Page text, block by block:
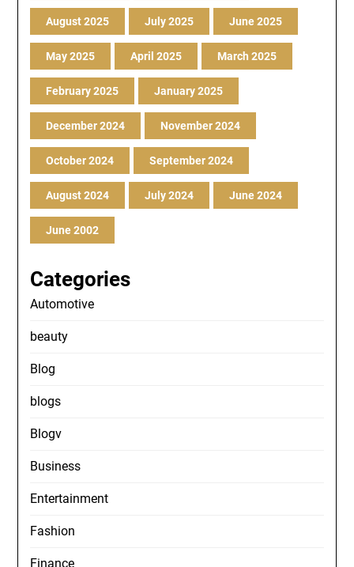
August 2025 July 2025 June 2025
May 2025 April 2025 March 2025
February 2025 January 2025
December 2024 November 2024
October 2024 September 2024
August 2024 July 2024 June 2024
June 2002
Categories
Automotive
beauty
Blog
blogs
Blogv
Business
Entertainment
Fashion
Finance